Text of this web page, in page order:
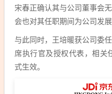
宋春正确认其与公司董事会
会也对其任职期间为公司发
与此同时，王培暖获公司委
席执行官及授权代表，相关
式生效。